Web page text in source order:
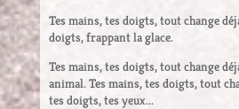
Tes mains, tes doigts, tout change
doigts, frappant la glace.
Tes mains, tes doigts, tout change
animal. Tes mains, tes doigts, tout
tes doigts, tes yeux...